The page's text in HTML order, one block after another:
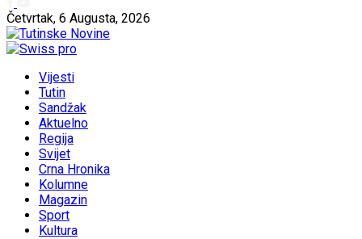
Četvrtak, 6 Augusta, 2026
Vijesti
Tutin
Sandžak
Aktuelno
Regija
Svijet
Crna Hronika
Kolumne
Magazin
Sport
Kultura